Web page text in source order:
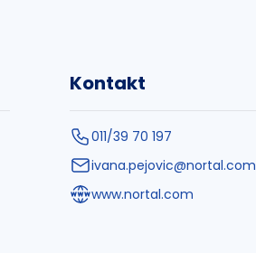
Kontakt
011/39 70 197
ivana.pejovic@nortal.com
www.nortal.com